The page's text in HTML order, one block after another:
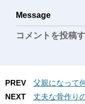
Message
コメントを投稿
PREV
父親になって
NEXT
丈夫な骨作り